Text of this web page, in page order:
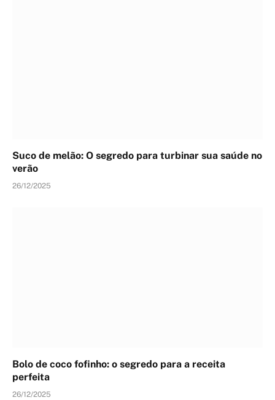
Suco de melão: O segredo para turbinar sua saúde no
verão
26/12/2025
Bolo de coco fofinho: o segredo para a receita
perfeita
26/12/2025